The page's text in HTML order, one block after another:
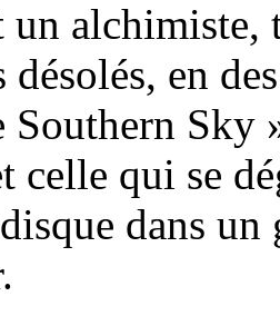
alchimiste,
désolés, en
Sky
celle qui se
dans